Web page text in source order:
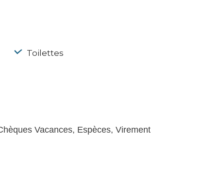
Toilettes
Vacances, Espèces, Virement